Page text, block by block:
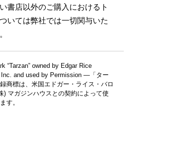
書店以外のご購入におけるト
いては弊社では一切関与いた
“Tarzan” owned by Edgar Rice
Inc. and used by Permission —「ター
商標は、米国エドガー・ライス・バロ
) マガジンハウスとの契約によって使
す。